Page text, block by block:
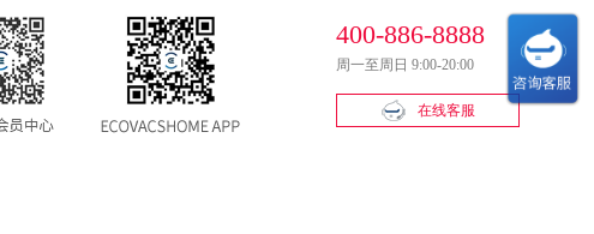
400-886-8888
周一至周日 9:00-20:00
在线客服